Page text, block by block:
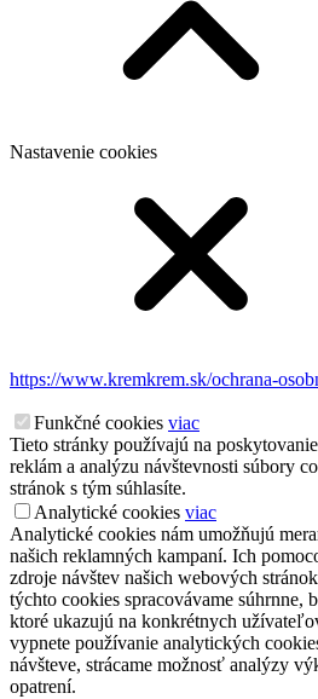
Nastavenie cookies
https://www.kremkrem.sk/ochrana-
Funkčné cookies viac
Tieto stránky používajú na
reklám a analýzu návštevnosti súbory
stránok s tým súhlasíte.
Analytické cookies viac
Analytické cookies nám umožňujú
našich reklamných kampaní. Ich
zdroje návštev našich webových
týchto cookies spracovávame súhrnne,
ktoré ukazujú na konkrétnych
vypnete používanie analytických
návšteve, strácame možnosť analýzy
opatrení.